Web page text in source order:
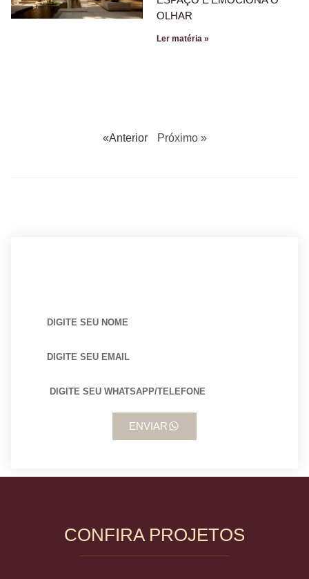
OLHAR
Ler matéria »
«Anterior Próximo »
ENVIAR
CONFIRA PROJETOS